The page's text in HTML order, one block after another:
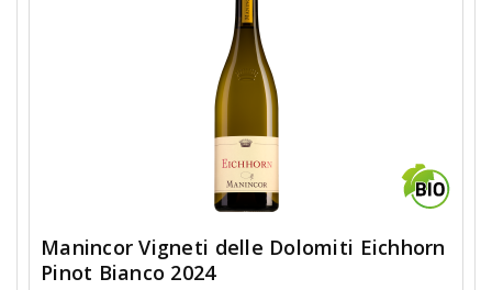
Manincor Vigneti delle Dolomiti Eichhorn
Pinot Bianco 2024